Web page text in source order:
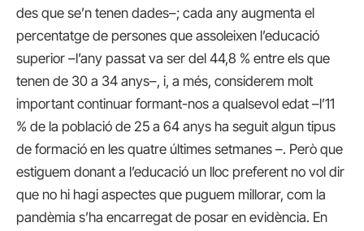
des que se’n tenen dades–; cada any augmenta el
percentatge de persones que assoleixen l’educació
superior –l’any passat va ser del 44,8 % entre els que
tenen de 30 a 34 anys–, i, a més, considerem molt
important continuar formant-nos a qualsevol edat –l’11
% de la població de 25 a 64 anys ha seguit algun tipus
de formació en les quatre últimes setmanes –. Però que
estiguem donant a l’educació un lloc preferent no vol dir
que no hi hagi aspectes que puguem millorar, com la
pandèmia s’ha encarregat de posar en evidència. En